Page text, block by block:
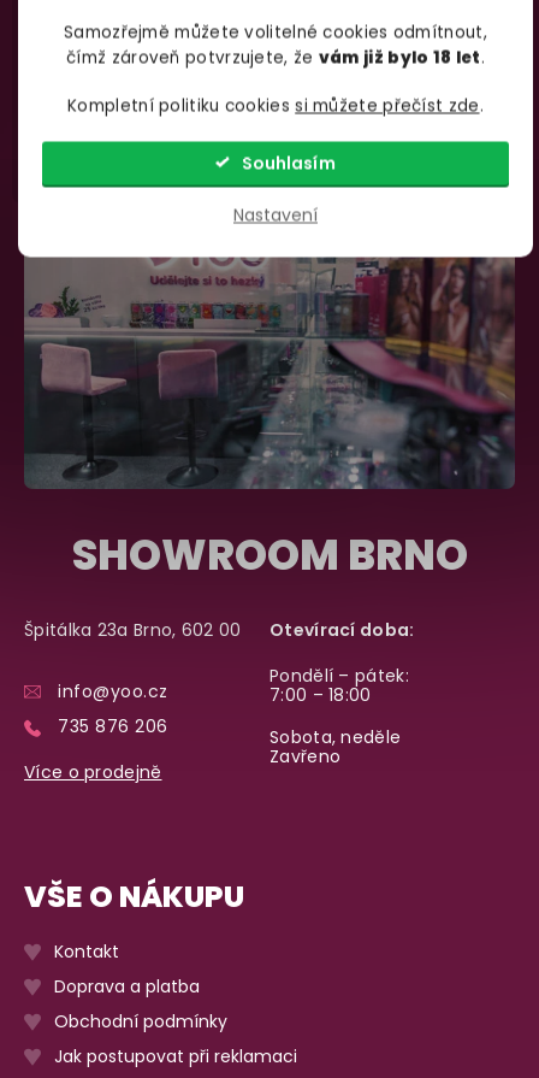
Samozřejmě můžete volitelné cookies odmítnout,
čímž zároveň potvrzujete, že vám již bylo 18 let.
Kompletní politiku cookiessi můžete přečíst zde.
Nastavení
Souhlasím
info@yoo.cz
735 876 206
SHOWROOM BRNO
Špitálka 23a Brno, 602 00
info@yoo.cz
735 876 206
Více o prodejně
Otevírací doba:
Pondělí – pátek:
7:00 – 18:00
Sobota, neděle
Zavřeno
VŠE O NÁKUPU
Kontakt
Doprava a platba
Obchodní podmínky
Jak postupovat při reklamaci